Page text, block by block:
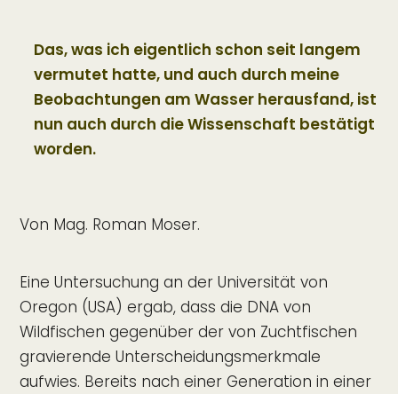
Das, was ich eigentlich schon seit langem
vermutet hatte, und auch durch meine
Beobachtungen am Wasser herausfand, ist
nun auch durch die Wissenschaft bestätigt
worden.
Von Mag. Roman Moser.
Eine Untersuchung an der Universität von
Oregon (USA) ergab, dass die DNA von
Wildfischen gegenüber der von Zuchtfischen
gravierende Unterscheidungsmerkmale
aufwies. Bereits nach einer Generation in einer